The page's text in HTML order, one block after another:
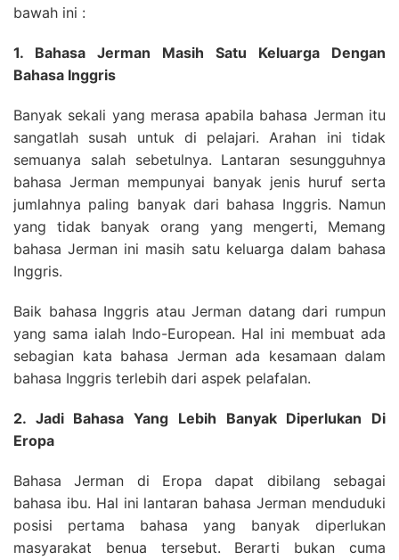
bawah ini :
1. Bahasa Jerman Masih Satu Keluarga Dengan
Bahasa Inggris
Banyak sekali yang merasa apabila bahasa Jerman itu
sangatlah susah untuk di pelajari. Arahan ini tidak
semuanya salah sebetulnya. Lantaran sesungguhnya
bahasa Jerman mempunyai banyak jenis huruf serta
jumlahnya paling banyak dari bahasa Inggris. Namun
yang tidak banyak orang yang mengerti, Memang
bahasa Jerman ini masih satu keluarga dalam bahasa
Inggris.
Baik bahasa Inggris atau Jerman datang dari rumpun
yang sama ialah Indo-European. Hal ini membuat ada
sebagian kata bahasa Jerman ada kesamaan dalam
bahasa Inggris terlebih dari aspek pelafalan.
2. Jadi Bahasa Yang Lebih Banyak Diperlukan Di
Eropa
Bahasa Jerman di Eropa dapat dibilang sebagai
bahasa ibu. Hal ini lantaran bahasa Jerman menduduki
posisi pertama bahasa yang banyak diperlukan
masyarakat benua tersebut. Berarti bukan cuma